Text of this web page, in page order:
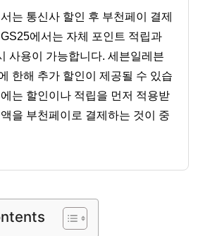
는 통신사 할인 후 부천페이 결제
에서는 자체 포인트 적립과
사용이 가능합니다. 세븐일레븐
한해 추가 할인이 제공될 수 있습
는 할인이나 적립을 먼저 적용받
을 부천페이로 결제하는 것이 중